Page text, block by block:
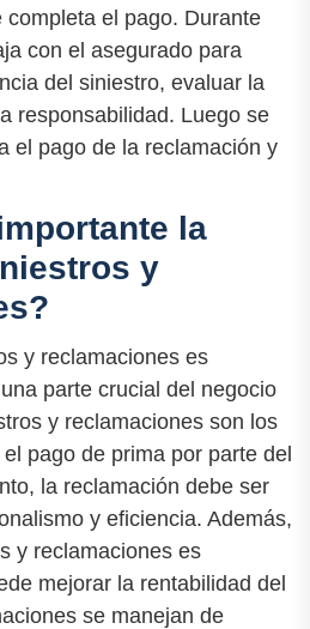
el pago. Durante
con el asegurado para
del siniestro, evaluar la
responsabilidad. Luego se
el pago de la reclamación y
la
y
y reclamaciones es
parte crucial del negocio
y reclamaciones son los
pago de prima por parte del
la reclamación debe ser
y eficiencia. Además,
y reclamaciones es
mejorar la rentabilidad del
se manejan de